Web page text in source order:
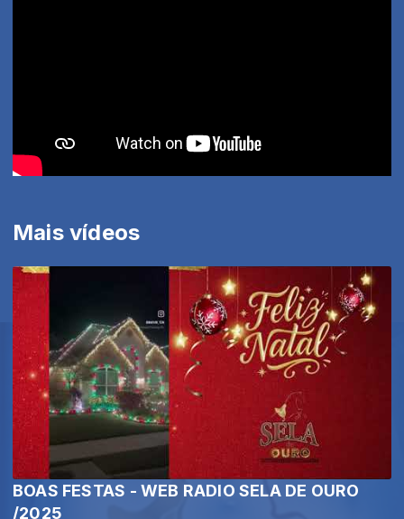
Mais vídeos
BOAS FESTAS - WEB RADIO SELA DE OURO
/2025